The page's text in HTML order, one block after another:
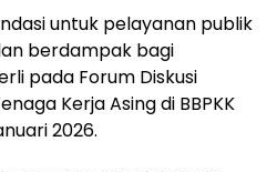
untuk pelayanan publik
berdampak bagi
pada Forum Diskusi
Kerja Asing di BBPKK
2026.